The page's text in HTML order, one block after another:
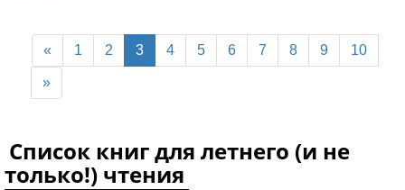
« 1 2 3 4 5 6 7 8 9 10
»
Список книг для летнего (и не
только!) чтения